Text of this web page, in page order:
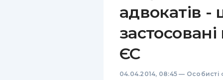
адвокатів
ЄС
04.04.2014, 08:45 — Особисті